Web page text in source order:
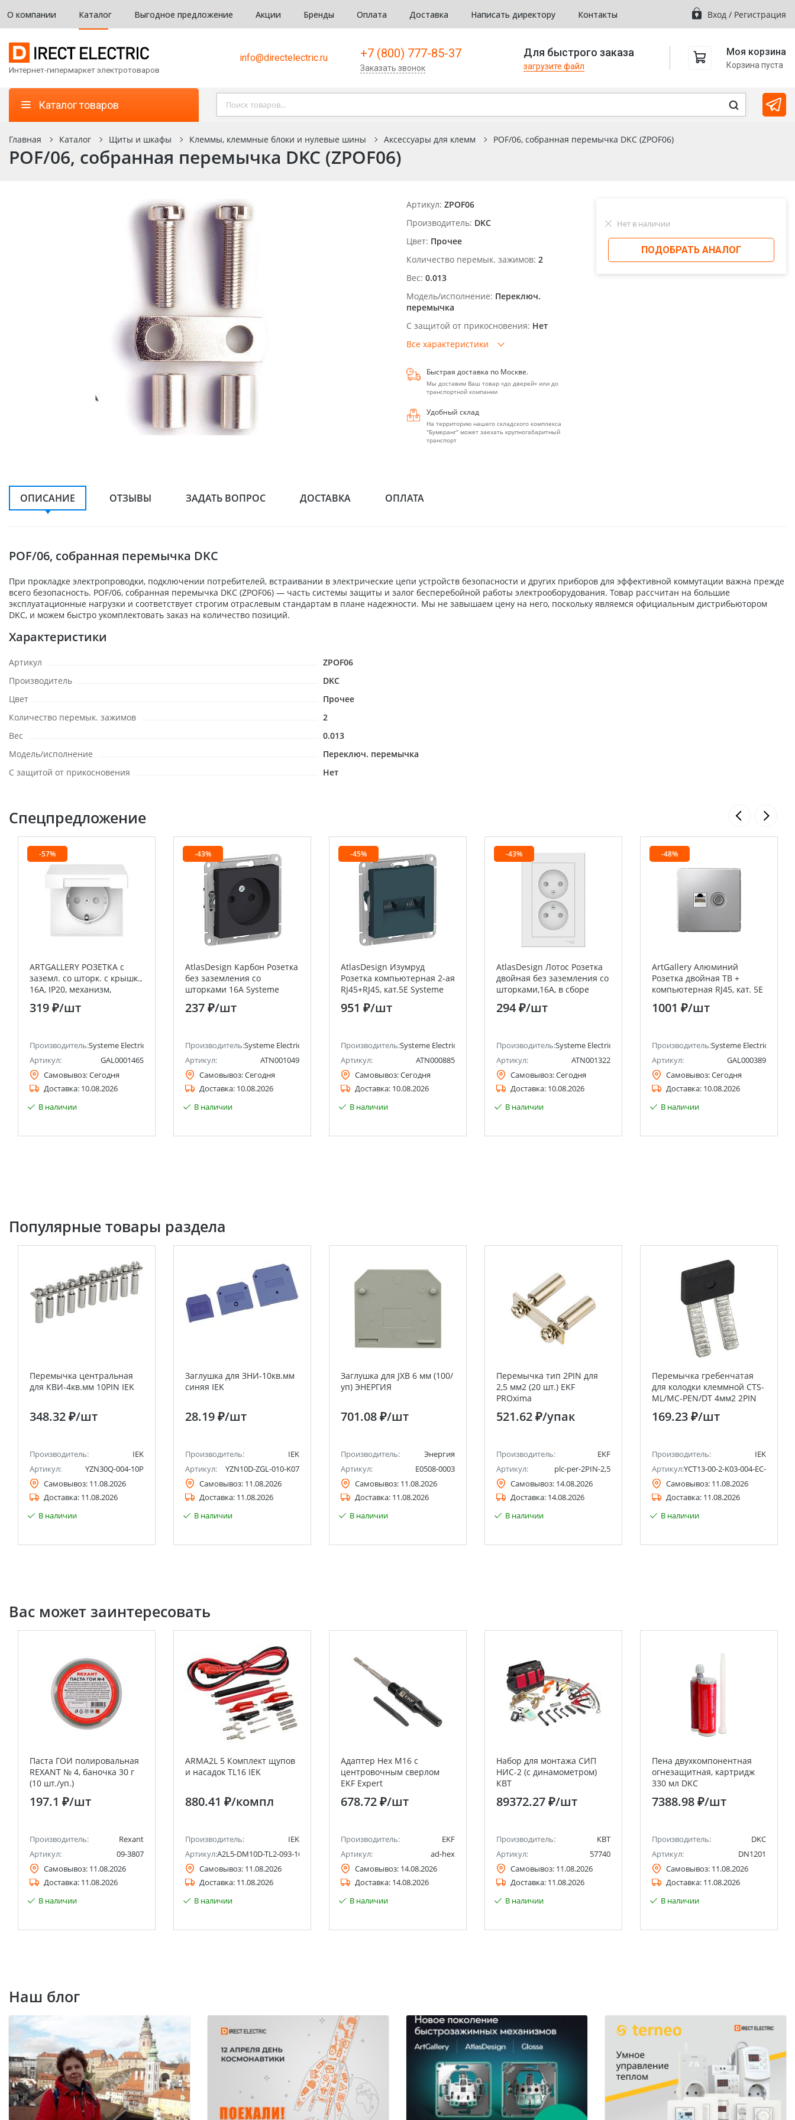
О компании Каталог Выгодное предложение Акции Бренды Оплата Доставка Написать директору Контакты Вход / Регистрация
Интернет-гипермаркет электротоваров
info@directelectric.ru +7 (800) 777-85-37
Заказать звонок
Для быстрого заказа
загрузите файл
Моя корзина
Корзина пуста
Каталог товаров
Главная Каталог Щиты и шкафы Клеммы, клеммные блоки и нулевые шины Аксессуары для клемм POF/06, собранная перемычка DKC (ZPOF06)
POF/06, собранная перемычка DKC (ZPOF06)
Артикул: ZPOF06
Производитель: DKC
Цвет: Прочее
Количество перемык. зажимов: 2
Вес: 0.013
Модель/исполнение: Переключ.
перемычка
С защитой от прикосновения: Нет
Все характеристики
Быстрая доставка по Москве.
Мы доставим Ваш товар «до дверей» или до
транспортной компании
Удобный склад
На территорию нашего складского комплекса
"Бумеранг" может заехать крупногабаритный
транспорт
Нет в наличии
ПОДОБРАТЬ АНАЛОГ
ОПИСАНИЕ ОТЗЫВЫ ЗАДАТЬ ВОПРОС ДОСТАВКА ОПЛАТА
POF/06, собранная перемычка DKC
При прокладке электропроводки, подключении потребителей, встраивании в электрические цепи устройств безопасности и других приборов для эффективной коммутации важна прежде
всего безопасность. POF/06, собранная перемычка DKC (ZPOF06) — часть системы защиты и залог бесперебойной работы электрооборудования. Товар рассчитан на большие
эксплуатационные нагрузки и соответствует строгим отраслевым стандартам в плане надежности. Мы не завышаем цену на него, поскольку являемся официальным дистрибьютором
DKC, и можем быстро укомплектовать заказ на количество позиций.
Характеристики
Артикул
ZPOF06
Производитель
DKC
Цвет
Прочее
Количество перемык. зажимов
2
Вес
0.013
Модель/исполнение
Переключ. перемычка
С защитой от прикосновения
Нет
Спецпредложение
Schneider Electric)
-57%
ARTGALLERY РОЗЕТКА с
заземл. со шторк. с крышк.,
16А, IP20, механизм,
быстрозажим. клем.,
БЕЛЫЙ
319 ₽/шт
Производитель:Systeme Electric (ранее Schneider Electric)
Артикул:
GAL000146S
Самовывоз:Сегодня
Доставка: 10.08.2026
В наличии
-43%
AtlasDesign Карбон Розетка
без заземления со
шторками 16А Systeme
Electric (Schneider Electric)
237 ₽/шт
Производитель:Systeme Electric (ранее Schneider Electric)
Артикул:
ATN001049
Самовывоз:Сегодня
Доставка: 10.08.2026
В наличии
-45%
AtlasDesign Изумруд
Розетка компьютерная 2-ая
RJ45+RJ45, кат.5E Systeme
Electric (Schneider Electric)
951 ₽/шт
Производитель:Systeme Electric (ранее Schneider Electric)
Артикул:
ATN000885
Самовывоз:Сегодня
Доставка: 10.08.2026
В наличии
-43%
AtlasDesign Лотос Розетка
двойная без заземления со
шторками,16А, в сборе
Systeme Electric (Schneider
Electric)
294 ₽/шт
Производитель:Systeme Electric (ранее Schneider Electric)
Артикул:
ATN001322
Самовывоз:Сегодня
Доставка: 10.08.2026
В наличии
-48%
ArtGallery Алюминий
Розетка двойная ТВ +
компьютерная RJ45, кат. 5Е
Systeme Electric (Schneider
Electric)
1001 ₽/шт
Производитель:Systeme Electric
Артикул:
GAL000389
Самовывоз:Сегодня
Доставка: 10.08.2026
В наличии
Популярные товары раздела
Перемычка центральная
для КВИ-4кв.мм 10PIN IEK
348.32 ₽/шт
Производитель:
IEK
Артикул:
YZN30Q-004-10P
Самовывоз: 11.08.2026
Доставка: 11.08.2026
В наличии
Заглушка для ЗНИ-10кв.мм
синяя IEK
28.19 ₽/шт
Производитель:
IEK
Артикул:
YZN10D-ZGL-010-K07
Самовывоз: 11.08.2026
Доставка: 11.08.2026
В наличии
Заглушка для JXB 6 мм (100/
уп) ЭНЕРГИЯ
701.08 ₽/шт
Производитель:
Энергия
Артикул:
Е0508-0003
Самовывоз: 11.08.2026
Доставка: 11.08.2026
В наличии
Перемычка тип 2PIN для
2,5 мм2 (20 шт.) EKF
PROxima
521.62 ₽/упак
Производитель:
EKF
Артикул:
plc-per-2PIN-2,5
Самовывоз: 14.08.2026
Доставка: 14.08.2026
В наличии
Перемычка гребенчатая
для колодки клеммной CTS-
ML/MC-PEN/DT 4мм2 2PIN
169.23 ₽/шт
Производитель:
IEK
Артикул:YCT13-00-2-K03-004-EC-2P
Самовывоз: 11.08.2026
Доставка: 11.08.2026
В наличии
Вас может заинтересовать
Паста ГОИ полировальная
REXANT № 4, баночка 30 г
(10 шт./уп.)
197.1 ₽/шт
Производитель:
Rexant
Артикул:
09-3807
Самовывоз: 11.08.2026
Доставка: 11.08.2026
В наличии
ARMA2L 5 Комплект щупов
и насадок TL16 IEK
880.41 ₽/компл
Производитель:
IEK
Артикул:A2L5-DM10D-TL2-093-16
Самовывоз: 11.08.2026
Доставка: 11.08.2026
В наличии
Адаптер Hex M16 с
центровочным сверлом
EKF Expert
678.72 ₽/шт
Производитель:
EKF
Артикул:
ad-hex
Самовывоз: 14.08.2026
Доставка: 14.08.2026
В наличии
Набор для монтажа СИП
НИС-2 (с динамометром)
КВТ
89372.27 ₽/шт
Производитель:
КВТ
Артикул:
57740
Самовывоз: 11.08.2026
Доставка: 11.08.2026
В наличии
Пена двухкомпонентная
огнезащитная, картридж
330 мл DKC
7388.98 ₽/шт
Производитель:
DKC
Артикул:
DN1201
Самовывоз: 11.08.2026
Доставка: 11.08.2026
В наличии
Наш блог